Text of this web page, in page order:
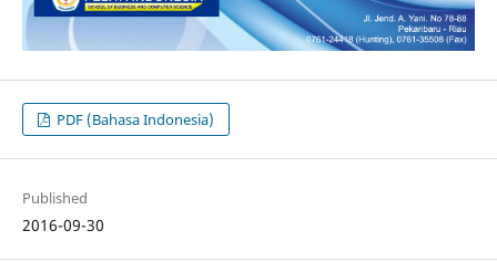
PDF (Bahasa Indonesia)
Published
2016-09-30